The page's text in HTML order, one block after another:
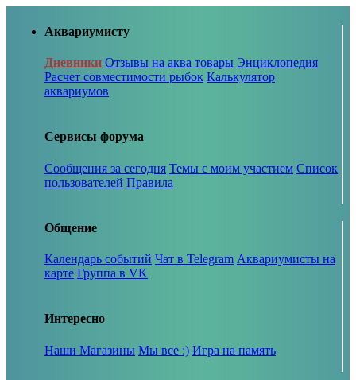
Аквариумисту
Дневники Отзывы на аква товары Энциклопедия
Расчет совместимости рыбок Калькулятор
аквариумов
Сервисы форума
Сообщения за сегодня Темы с моим участием Список
пользователей Правила
Общение
Календарь событий Чат в Telegram Аквариумисты на
карте Группа в VK
Интересно
Наши Магазины Мы все :) Игра на память